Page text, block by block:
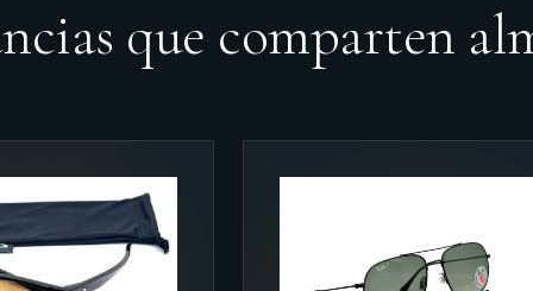
que comparten